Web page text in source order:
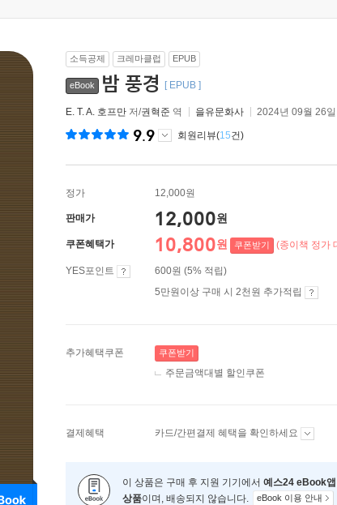
소득공제 크레마클럽 EPUB
eBook 밤 풍경 [ EPUB ]
E. T. A. 호프만 저/권혁준 역 을유문화사 2024년 09월 26일
9.9 회원리뷰(15건)
정가 12,000원
판매가 12,000원
쿠폰혜택가 10,800원 쿠폰받기 (종이책 정가
YES포인트
600원 (5% 적립)
5만원이상 구매 시 2천원 추가적립
추가혜택쿠폰 쿠폰받기
주문금액대별 할인쿠폰
결제혜택 카드/간편결제 혜택을 확인하세요
이 상품은 구매 후 지원 기기에서 예스24 eBook
상품이며, 배송되지 않습니다. eBook 이용 안내